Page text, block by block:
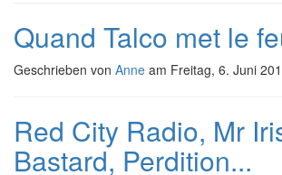
Quand Talco met le
Geschrieben von Anne am Freitag, 6. Juni
Red City Radio, Mr
Bastard, Perdition...